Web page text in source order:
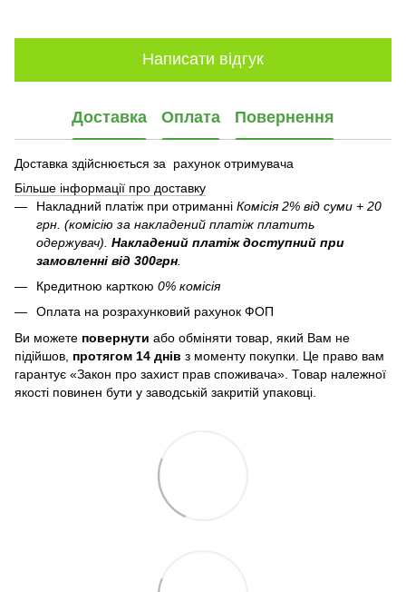
Написати відгук
Доставка Оплата Повернення
Доставка здійснюється за рахунок отримувача
Більше інформації про доставку
Накладний платіж при отриманні Комісія 2% від суми + 20
грн. (комісію за накладений платіж платить
одержувач). Накладений платіж доступний при
замовленні від 300грн
Кредитною карткою 0% комісія
Оплата на розрахунковий рахунок ФОП
Ви можете повернути або обміняти товар, який Вам не
підійшов, протягом 14 днів з моменту покупки. Це право вам
гарантує «Закон про захист прав споживача». Товар належної
якості повинен бути у заводській закритій упаковці.